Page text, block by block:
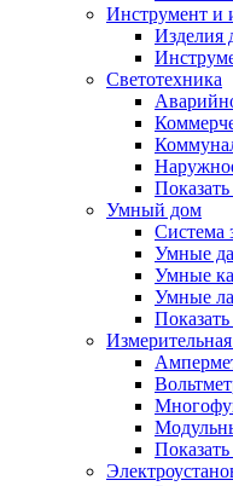
Инструмент и
Изделия
Светотехника
Показать
Умный дом
Система
Умные
Умные
Умные
Показать
Показать